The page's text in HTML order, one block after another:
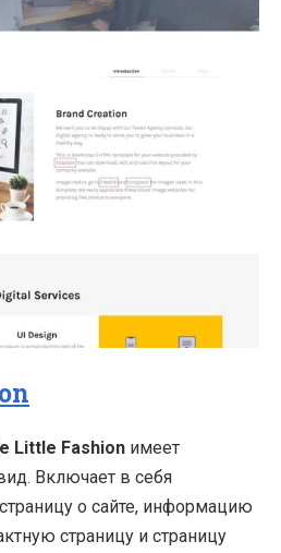
Little Fashion имеет
Включает в себя
о сайте, информацию
страницу и страницу